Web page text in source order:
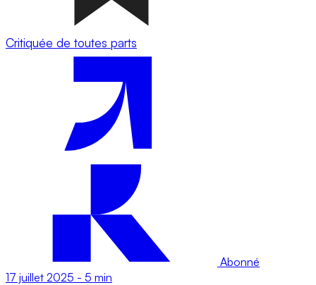
Critiquée de toutes parts
Abonné
17 juillet 2025 - 5 min